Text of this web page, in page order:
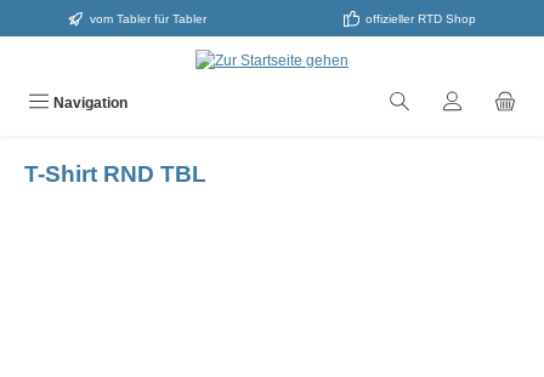
springen vom Tabler für Tabler offizieller RTD Shop
Navigation
T-Shirt RND TBL